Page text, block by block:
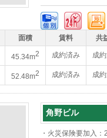
面積 賃料 共
45.34m2 成約済み 成
52.48m2 成約済み 成
角野ビル
・火災保険要加入